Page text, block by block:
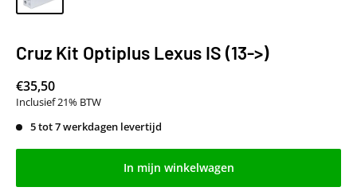
Cruz Kit Optiplus Lexus IS (13->)
€35,50
Inclusief 21% BTW
5 tot 7 werkdagen levertijd
In mijn winkelwagen